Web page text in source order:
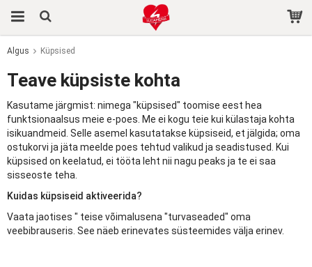
Algus Küpsised
Teave küpsiste kohta
Kasutame järgmist: nimega "küpsised" toomise eest hea
funktsionaalsus meie e-poes. Me ei kogu teie kui külastaja kohta
isikuandmeid. Selle asemel kasutatakse küpsiseid, et jälgida; oma
ostukorvi ja jäta meelde poes tehtud valikud ja seadistused. Kui
küpsised on keelatud, ei tööta leht nii nagu peaks ja te ei saa
sisseoste teha.
Kuidas küpsiseid aktiveerida?
Vaata jaotises " teise võimalusena "turvaseaded" oma
veebibrauseris. See näeb erinevates süsteemides välja erinev.